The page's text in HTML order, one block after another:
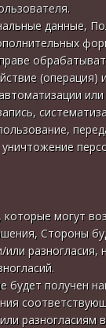
данные,
(операция)
которые могут
Стороны
будет получен
разногласиям